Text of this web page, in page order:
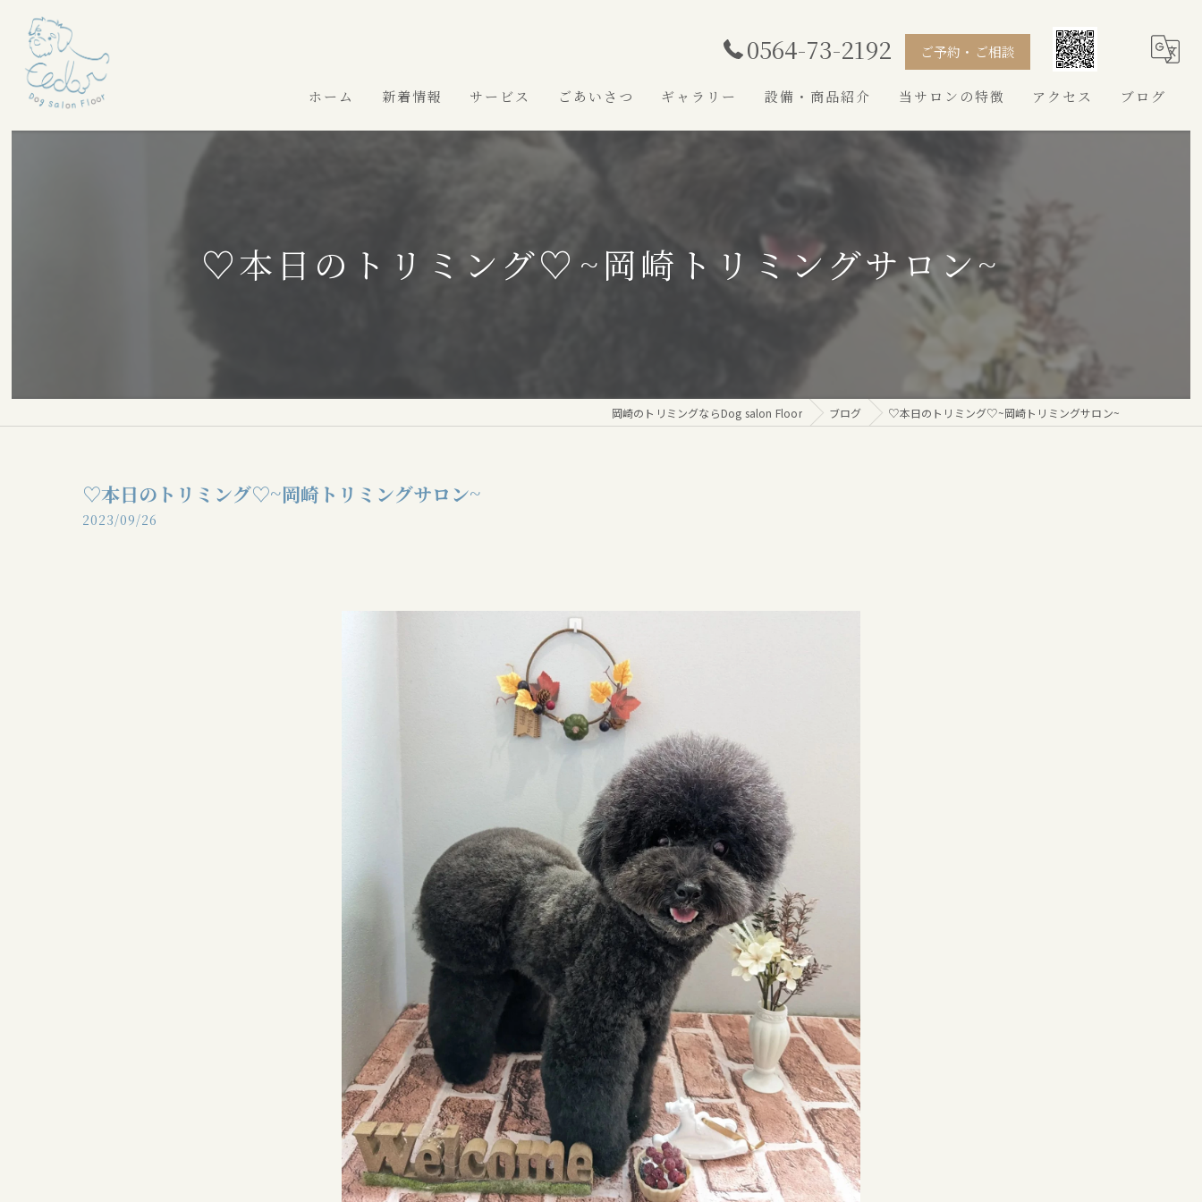
0564-73-2192 ご予約・ご相談
ホーム 新着情報 サービス ごあいさつ ギャラリー 設備・商品紹介 当サロンの特徴
シャンプー
シュナウザー
アクセス ブログ
♡本日のトリミング♡⁠~岡崎トリミングサロン~
岡崎のトリミングならDog salon Floor ブログ ♡本日のトリミング♡⁠~岡崎トリミングサロン~
♡本日のトリミング♡⁠~岡崎トリミングサロン~
2023/09/26